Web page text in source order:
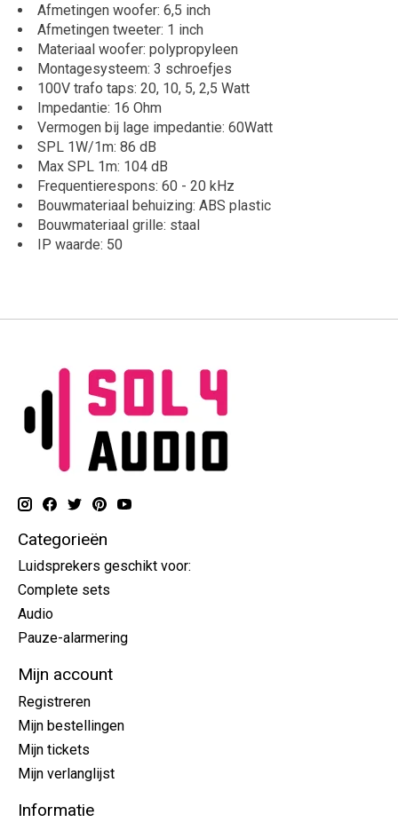
Afmetingen woofer: 6,5 inch
Afmetingen tweeter: 1 inch
Materiaal woofer: polypropyleen
Montagesysteem: 3 schroefjes
100V trafo taps: 20, 10, 5, 2,5 Watt
Impedantie: 16 Ohm
Vermogen bij lage impedantie: 60Watt
SPL 1W/1m: 86 dB
Max SPL 1m: 104 dB
Frequentierespons: 60 - 20 kHz
Bouwmateriaal behuizing: ABS plastic
Bouwmateriaal grille: staal
IP waarde: 50
Categorieën
Luidsprekers geschikt voor:
Complete sets
Audio
Pauze-alarmering
Mijn account
Registreren
Mijn bestellingen
Mijn tickets
Mijn verlanglijst
Informatie